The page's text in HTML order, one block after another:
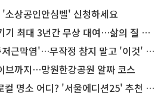
소상공인안심벨' 신청하세요
최대 3년간 무상 대여…삶의 질 높인다
막염'…무작정 참지 말고 '이것' 해보세요!
브까지…망원한강공원 알짜 코스
명소 어디? '서울에디션25' 추천 코스